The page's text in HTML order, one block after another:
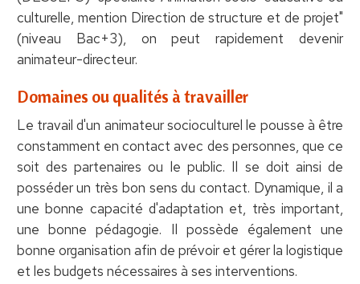
culturelle, mention Direction de structure et de projet"
(niveau Bac+3), on peut rapidement devenir
animateur-directeur.
Domaines ou qualités à travailler
Le travail d'un animateur socioculturel le pousse à être
constamment en contact avec des personnes, que ce
soit des partenaires ou le public. Il se doit ainsi de
posséder un très bon sens du contact. Dynamique, il a
une bonne capacité d'adaptation et, très important,
une bonne pédagogie. Il possède également une
bonne organisation afin de prévoir et gérer la logistique
et les budgets nécessaires à ses interventions.